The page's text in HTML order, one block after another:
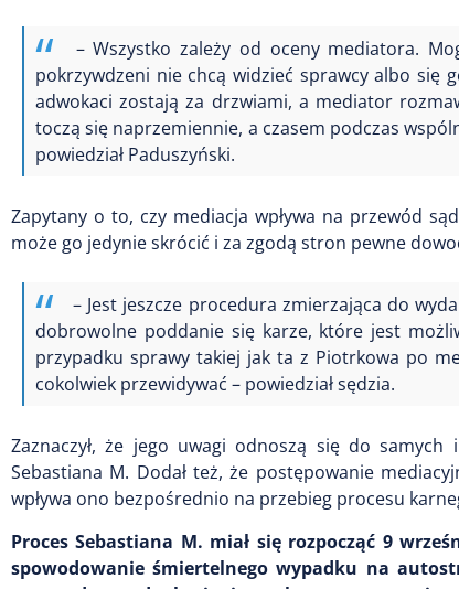
– Wszystko zależy od oceny mediatora.
pokrzywdzeni nie chcą widzieć sprawcy albo się
adwokaci zostają za drzwiami, a mediator
toczą się naprzemiennie, a czasem podczas
powiedział Paduszyński.
Zapytany o to, czy mediacja wpływa na przewód
może go jedynie skrócić i za zgodą stron pewne
– Jest jeszcze procedura zmierzająca do
dobrowolne poddanie się karze, które jest
przypadku sprawy takiej jak ta z Piotrkowa po
cokolwiek przewidywać – powiedział sędzia.
Zaznaczył, że jego uwagi odnoszą się do
Sebastiana M. Dodał też, że postępowanie
wpływa ono bezpośrednio na przebieg procesu
Proces Sebastiana M. miał się rozpocząć 9
spowodowanie śmiertelnego wypadku na